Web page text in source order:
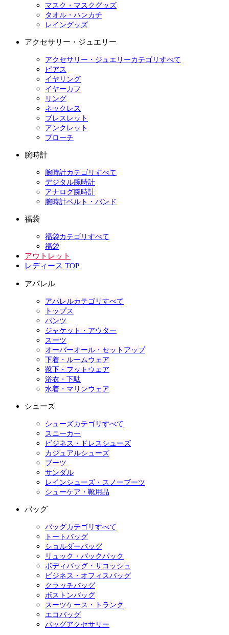
マスク・マスクグッズ
タオル・ハンカチ
レイングッズ
アクセサリー・ジュエリー
アクセサリー・ジュエリーカテゴリすべて
ピアス
イヤリング
イヤーカフ
リング
ネックレス
ブレスレット
アンクレット
ブローチ
腕時計
腕時計カテゴリすべて
デジタル腕時計
アナログ腕時計
腕時計ベルト・バンド
福袋
福袋カテゴリすべて
福袋
アウトレット
レディース TOP
アパレル
アパレルカテゴリすべて
トップス
パンツ
ジャケット・アウター
スーツ
オーバーオール・セットアップ
下着・ルームウェア
靴下・フットウェア
浴衣・下駄
水着・マリンウェア
シューズ
シューズカテゴリすべて
スニーカー
ビジネス・ドレスシューズ
カジュアルシューズ
ブーツ
サンダル
レインシューズ・スノーブーツ
シューケア・靴用品
バッグ
バッグカテゴリすべて
トートバッグ
ショルダーバッグ
リュック・バックパック
ボディバッグ・サコッシュ
ビジネス・オフィスバッグ
クラッチバッグ
ボストンバッグ
スーツケース・トランク
エコバッグ
バッグアクセサリー